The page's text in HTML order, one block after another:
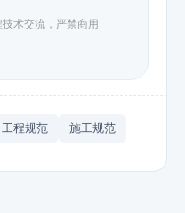
术交流，严禁商用
工程规范 施工规范